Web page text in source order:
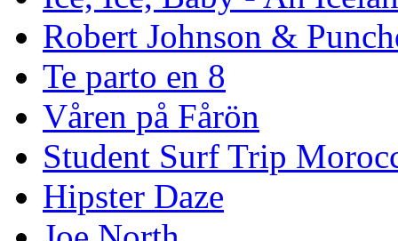
Robert Johnson &
Te parto en 8
Våren på Fårön
Student Surf Trip
Hipster Daze